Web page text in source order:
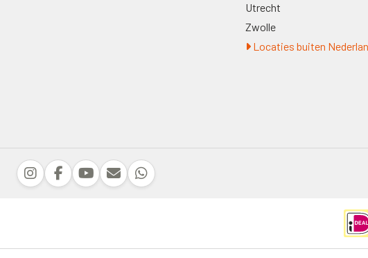
Utrecht
Zwolle
Locaties buiten